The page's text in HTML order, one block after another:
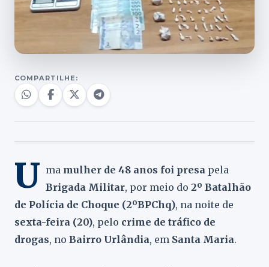
COMPARTILHE:
U ma mulher de 48 anos foi presapela
Brigada Militar, por meio do 2º Batalhão
de Polícia de Choque (2ºBPChq), na noite de
sexta-feira (20), pelo crime de tráfico de
drogas, no Bairro Urlândia, em Santa Maria.